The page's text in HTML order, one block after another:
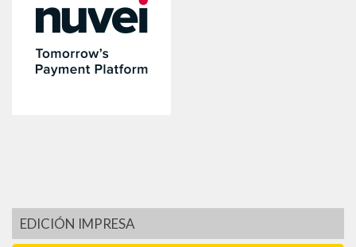
EDICIÓN IMPRESA